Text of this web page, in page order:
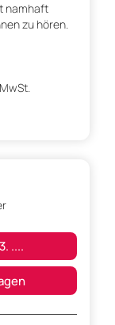
namhaft
zu hören.
....